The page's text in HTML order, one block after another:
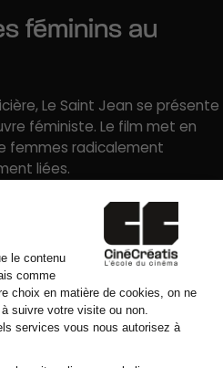
féminins au
Le Saint Jean se présente
féministe. Le film met en
femmes radicalement
liées.
prisonnière des normes
de travailler par son
avocate. Renée, à
et rebelle, marquée
tout au long de sa vie.
son patron, elle décide de se